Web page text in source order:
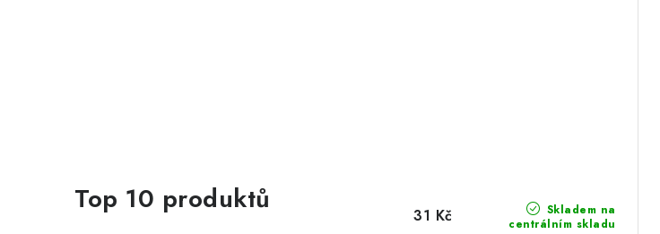
Top 10 produktů
Skladem na
centrálním skladu
31 Kč